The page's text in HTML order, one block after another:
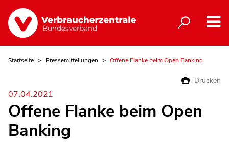
Startseite Pressemitteilungen Offene Flanke beim Open Banking
Drucken
07.04.2021
Offene Flanke beim Open
Banking